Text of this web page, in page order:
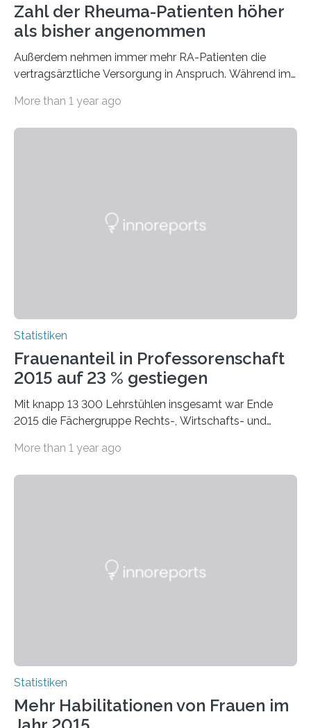
Zahl der Rheuma-Patienten höher
als bisher angenommen
Außerdem nehmen immer mehr RA-Patienten die
vertragsärztliche Versorgung in Anspruch. Während im
More than 1 year ago
Statistiken
Frauenanteil in Professorenschaft
2015 auf 23 % gestiegen
Mit knapp 13 300 Lehrstühlen insgesamt war Ende
2015 die Fächergruppe Rechts-, Wirtschafts- und
bei…
More than 1 year ago
Statistiken
Mehr Habilitationen von Frauen im